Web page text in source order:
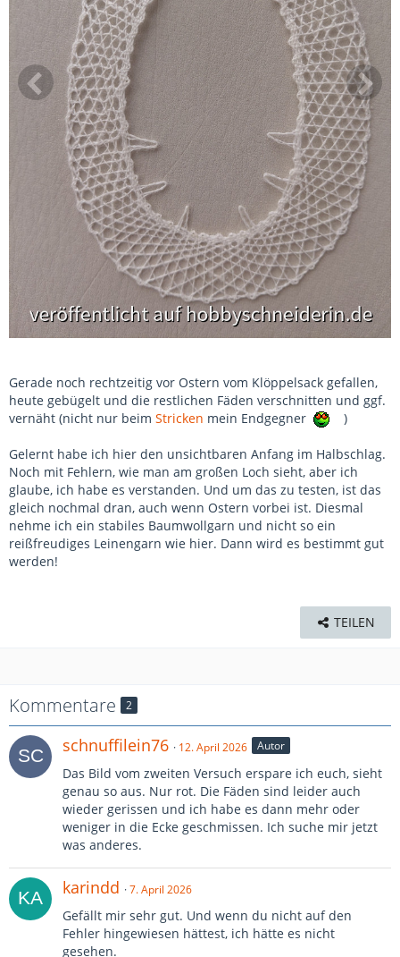
Gerade noch rechtzeitig vor Ostern vom Klöppelsack gefallen,
heute gebügelt und die restlichen Fäden verschnitten und ggf.
vernäht (nicht nur beim Stricken mein Endgegner )
Gelernt habe ich hier den unsichtbaren Anfang im Halbschlag.
Noch mit Fehlern, wie man am großen Loch sieht, aber ich
glaube, ich habe es verstanden. Und um das zu testen, ist das
gleich nochmal dran, auch wenn Ostern vorbei ist. Diesmal
nehme ich ein stabiles Baumwollgarn und nicht so ein
reißfreudiges Leinengarn wie hier. Dann wird es bestimmt gut
werden!
TEILEN
Kommentare 2
schnuffilein76 12. April 2026 Autor
Das Bild vom zweiten Versuch erspare ich euch, sieht
genau so aus. Nur rot. Die Fäden sind leider auch
wieder gerissen und ich habe es dann mehr oder
weniger in die Ecke geschmissen. Ich suche mir jetzt
was anderes.
karindd 7. April 2026
Gefällt mir sehr gut. Und wenn du nicht auf den
Fehler hingewiesen hättest, ich hätte es nicht
gesehen.